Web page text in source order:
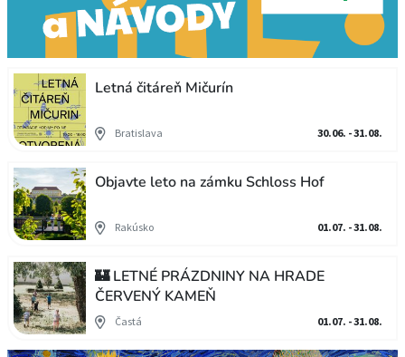
Letná čitáreň Mičurín
Bratislava 30.06. - 31.08.
Objavte leto na zámku Schloss Hof
Rakúsko 01.07. - 31.08.
🏰 LETNÉ PRÁZDNINY NA HRADE
ČERVENÝ KAMEŇ
Častá 01.07. - 31.08.